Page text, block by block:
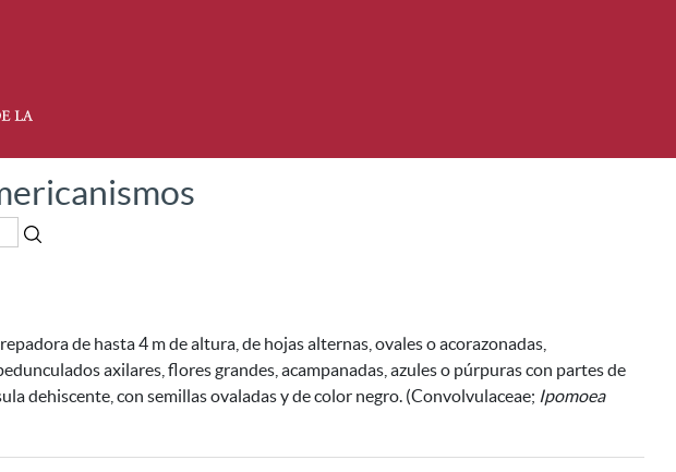
de hasta 4 m de altura, de hojas alternas, ovales o acorazonadas,
axilares, flores grandes, acampanadas, azules o púrpuras con partes de
dehiscente, con semillas ovaladas y de color negro. (Convolvulaceae; Ipomoea